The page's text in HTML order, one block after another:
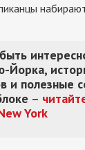
Йорка,
и полезные
–
York